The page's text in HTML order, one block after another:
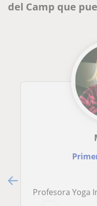
del Camp que
Profesora Yoga Integral,